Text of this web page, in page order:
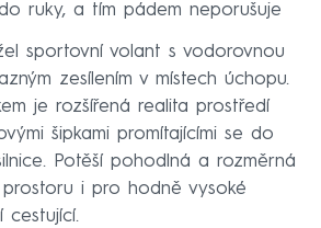
ruky, a tím pádem neporušuje
sportovní volant s vodorovnou
zesílením v místech úchopu.
je rozšířená realita prostředí
šipkami promítajícími se do
Potěší pohodlná a rozměrná
i pro hodně vysoké
cestující.